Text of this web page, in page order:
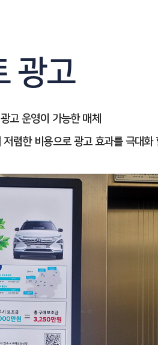
광고
고 운영이 가능한 매체
렴한 비용으로 광고 효과를 극대화